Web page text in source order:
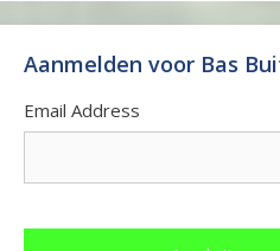
Aanmelden voor Bas
Email Address